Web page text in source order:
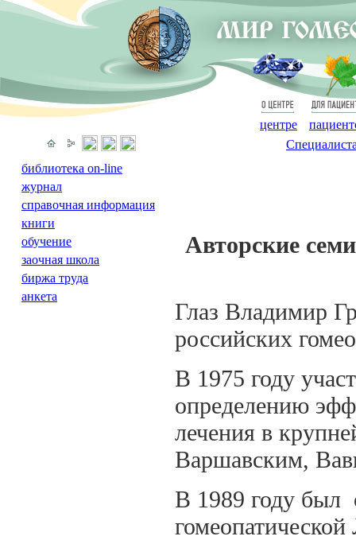
О
центре
Для
Авторские
Глаз Владимир
российских
В 1975 году
определению
лечения в
Варшавским,
В 1989 году был
библиотека on-line
журнал
справочная информация
книги
обучение
заочная школа
биржа труда
анкета